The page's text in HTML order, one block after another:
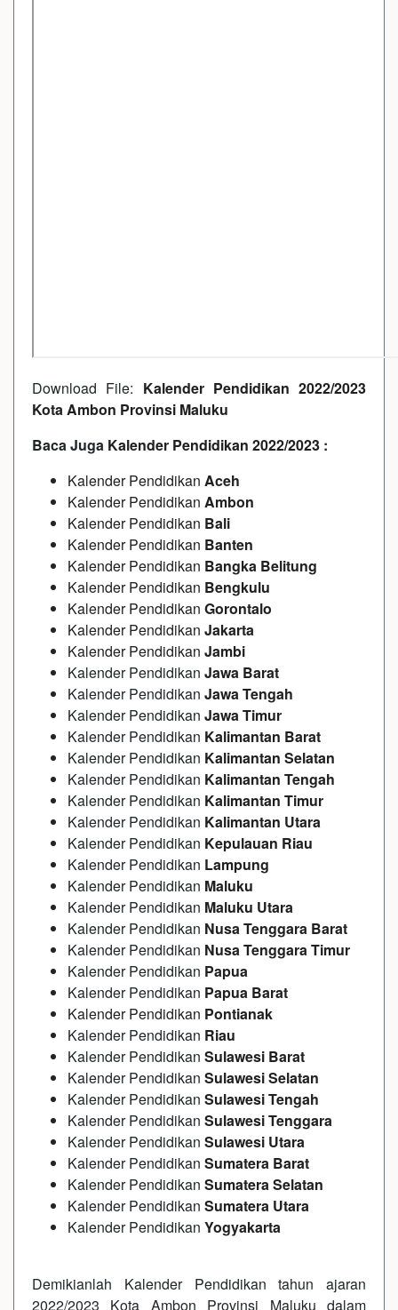
Download File: Kalender Pendidikan 2022/2023
Kota Ambon Provinsi Maluku
Baca Juga Kalender Pendidikan 2022/2023 :
Kalender Pendidikan Aceh
Kalender Pendidikan Ambon
Kalender Pendidikan Bali
Kalender Pendidikan Banten
Kalender Pendidikan Bangka Belitung
Kalender Pendidikan Bengkulu
Kalender Pendidikan Gorontalo
Kalender Pendidikan Jakarta
Kalender Pendidikan Jambi
Kalender Pendidikan Jawa Barat
Kalender Pendidikan Jawa Tengah
Kalender Pendidikan Jawa Timur
Kalender Pendidikan Kalimantan Barat
Kalender Pendidikan Kalimantan Selatan
Kalender Pendidikan Kalimantan Tengah
Kalender Pendidikan Kalimantan Timur
Kalender Pendidikan Kalimantan Utara
Kalender Pendidikan Kepulauan Riau
Kalender Pendidikan Lampung
Kalender Pendidikan Maluku
Kalender Pendidikan Maluku Utara
Kalender Pendidikan Nusa Tenggara Barat
Kalender Pendidikan Nusa Tenggara Timur
Kalender Pendidikan Papua
Kalender Pendidikan Papua Barat
Kalender Pendidikan Pontianak
Kalender Pendidikan Riau
Kalender Pendidikan Sulawesi Barat
Kalender Pendidikan Sulawesi Selatan
Kalender Pendidikan Sulawesi Tengah
Kalender Pendidikan Sulawesi Tenggara
Kalender Pendidikan Sulawesi Utara
Kalender Pendidikan Sumatera Barat
Kalender Pendidikan Sumatera Selatan
Kalender Pendidikan Sumatera Utara
Kalender Pendidikan Yogyakarta
Demikianlah Kalender Pendidikan tahun ajaran
2022/2023 Kota Ambon Provinsi Maluku dalam